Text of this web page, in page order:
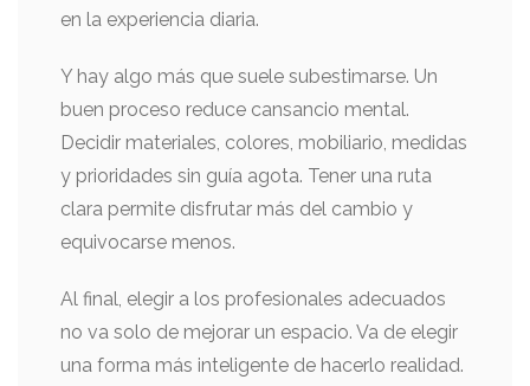
en la experiencia diaria.
Y hay algo más que suele subestimarse. Un
buen proceso reduce cansancio mental.
Decidir materiales, colores, mobiliario, medidas
y prioridades sin guía agota. Tener una ruta
clara permite disfrutar más del cambio y
equivocarse menos.
Al final, elegir a los profesionales adecuados
no va solo de mejorar un espacio. Va de elegir
una forma más inteligente de hacerlo realidad.